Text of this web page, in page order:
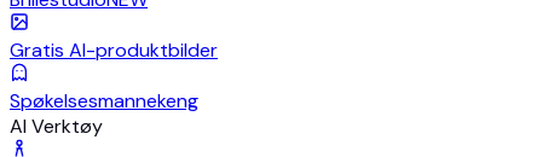
Gratis AI-produktbilder
Spøkelsesmannekeng
AI Verktøy